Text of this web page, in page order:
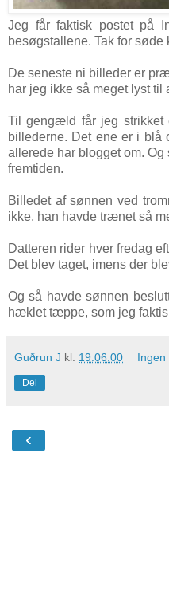
Jeg får faktisk postet på
besøgstallene. Tak for
De seneste ni billeder er
har jeg ikke så meget lyst
Til gengæld får jeg strikket
billederne. Det ene er i blå
allerede har blogget om.
fremtiden.
Billedet af sønnen ved
ikke, han havde trænet så
Datteren rider hver fredag
Det blev taget, imens der
Og så havde sønnen
hæklet tæppe, som jeg
Guðrun J kl. 19.06.00 Ingen
Del
‹